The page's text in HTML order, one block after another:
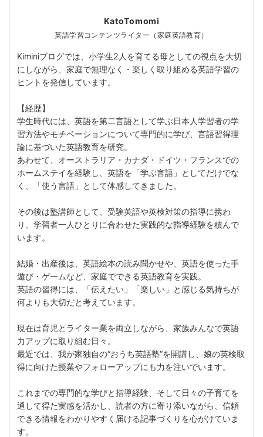
KatoTomomi
英語学習コンテンツライター（家庭英語教育）
Kiminiブログでは、小学生2人を育てる母としての視点を大切
にしながら、家庭で無理なく・楽しく取り組める英語学習の
ヒントを発信しています。
【経歴】
学生時代には、英語を第二言語として学ぶ日本人学習者の学
習方法やモチベーションについて専門的に学び、言語習得理
論に基づいた英語教育を研究。
あわせて、オーストラリア・カナダ・ドイツ・フランスでの
ホームステイを経験し、英語を「学ぶ言語」としてだけでな
く、「使う言語」として体感してきました。
その後は塾講師として、受験英語や英検対策の指導に携わ
り、学習者一人ひとりに合わせた実践的な指導経験を積んで
います。
結婚・出産後は、英語絵本の読み聞かせや、英語を使った手
遊び・ゲームなど、家庭でできる英語教育を実践。
英語の習得には、「伝えたい」「楽しい」と感じる気持ちが
何よりも大切だと考えています。
現在は育児とライター業を両立しながら、家族みんなで英語
力アップに取り組む日々。
最近では、我が家独自の“おうち英語塾”を開講し、娘の英検取
得に向けた授業やフォローアップにも力を注いでいます。
これまでの専門的な学びと指導経験、そして日々の子育てを
通して得た実感を活かし、読者の方に寄り添いながら、信頼
できる情報をわかりやすく届ける記事づくりを心がけていま
す。